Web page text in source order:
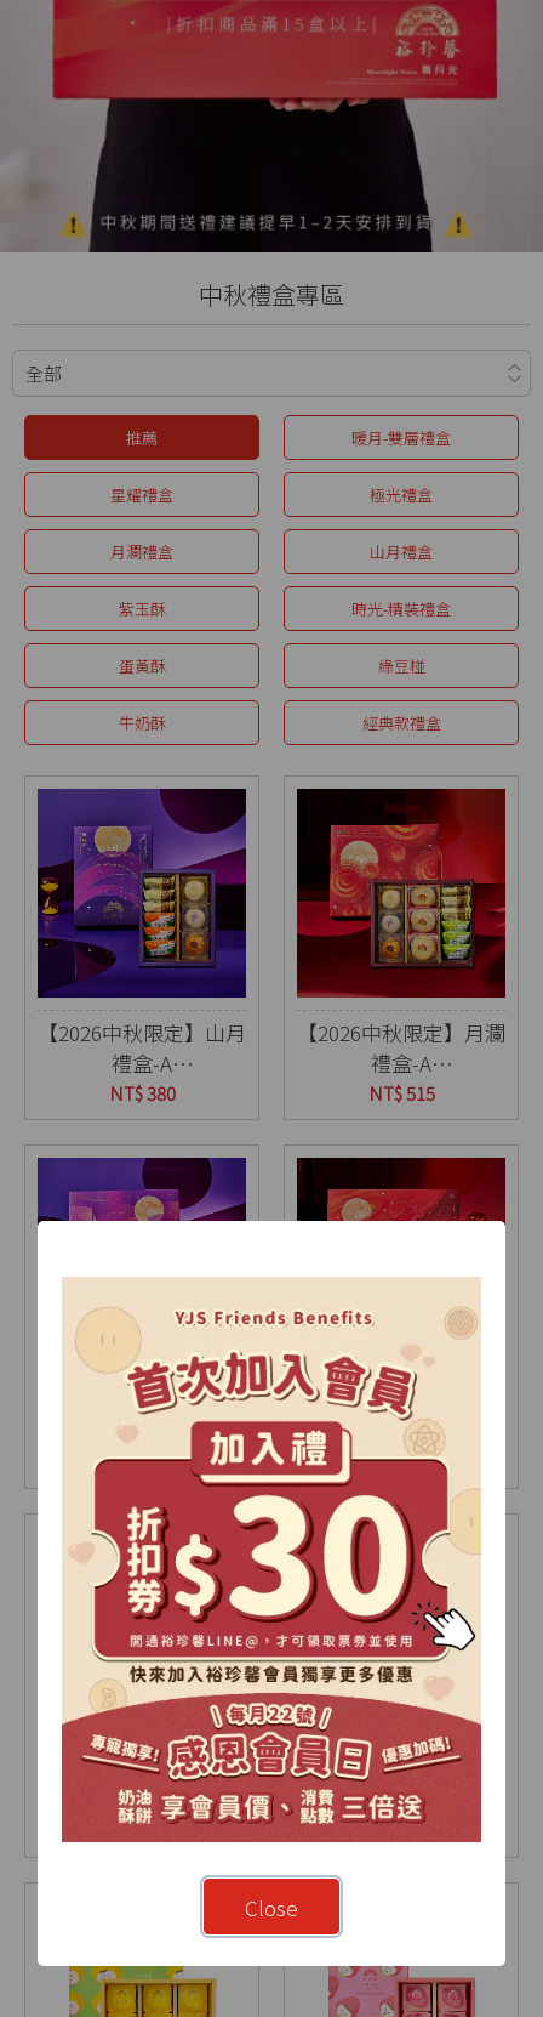
中秋禮盒專區
推薦 暖月-雙層禮盒
星耀禮盒 極光禮盒
月瀾禮盒 山月禮盒
紫玉酥 時光-精裝禮盒
蛋黃酥 綠豆椪
牛奶酥 經典款禮盒
【2026中秋限定】山月
禮盒-A
9入(盒)
NT$ 380
【2026中秋限定】月瀾
禮盒-A
12入(盒)
NT$ 515
【2026中秋限定】極光
禮盒-A
15入(盒)
NT$ 735
【2026中秋限定】星耀
禮盒-A
18入(盒)
NT$ 905
【2026中秋限定】暖
月-雙層A禮盒
18入(盒)
NT$ 1030
烏豆沙蛋黃酥禮盒
9入(盒)
NT$ 675 NT$ 630
Close